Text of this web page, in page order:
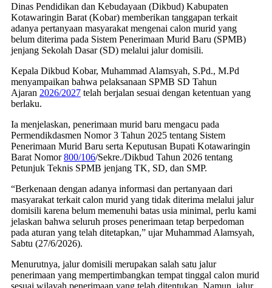
Dinas Pendidikan dan Kebudayaan (Dikbud) Kabupaten
Kotawaringin Barat (Kobar) memberikan tanggapan terkait
adanya pertanyaan masyarakat mengenai calon murid yang
belum diterima pada Sistem Penerimaan Murid Baru (SPMB)
jenjang Sekolah Dasar (SD) melalui jalur domisili.
Kepala Dikbud Kobar, Muhammad Alamsyah, S.Pd., M.Pd
menyampaikan bahwa pelaksanaan SPMB SD Tahun
Ajaran 2026/2027 telah berjalan sesuai dengan ketentuan yang
berlaku.
Ia menjelaskan, penerimaan murid baru mengacu pada
Permendikdasmen Nomor 3 Tahun 2025 tentang Sistem
Penerimaan Murid Baru serta Keputusan Bupati Kotawaringin
Barat Nomor800/106/Sekre./Dikbud Tahun 2026 tentang
Petunjuk Teknis SPMB jenjang TK, SD, dan SMP.
“Berkenaan dengan adanya informasi dan pertanyaan dari
masyarakat terkait calon murid yang tidak diterima melalui jalur
domisili karena belum memenuhi batas usia minimal, perlu kami
jelaskan bahwa seluruh proses penerimaan tetap berpedoman
pada aturan yang telah ditetapkan,” ujar Muhammad Alamsyah,
Sabtu (27/6/2026).
Menurutnya, jalur domisili merupakan salah satu jalur
penerimaan yang mempertimbangkan tempat tinggal calon murid
sesuai wilayah penerimaan yang telah ditentukan. Namun, jalur